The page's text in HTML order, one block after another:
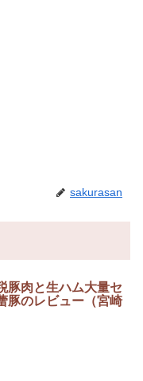
sakurasan
豚肉と生ハム大量セ
豚のレビュー（宮崎